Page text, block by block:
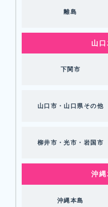
離島
山口
下関市
山口市・山口県その他
柳井市・光市・岩国市
沖縄
沖縄本島